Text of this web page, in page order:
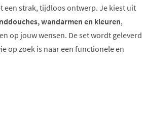
strak, tijdloos ontwerp. Je kiest uit
wandarmen en kleuren,
op jouw wensen. De set wordt geleverd
op zoek is naar een functionele en